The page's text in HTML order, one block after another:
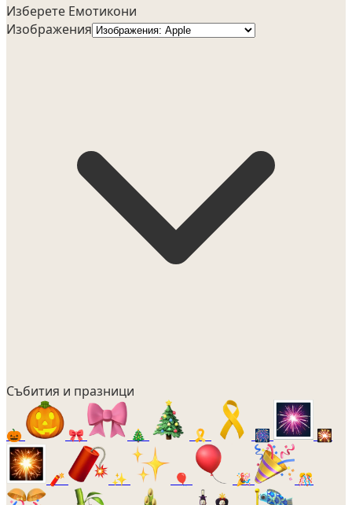
Изберете Емотикони
Изображения
Събития и празници
🎃 🎀 🎄 🎗️ 🎆 🎇
🧨 ✨ 🎈 🎉 🎊